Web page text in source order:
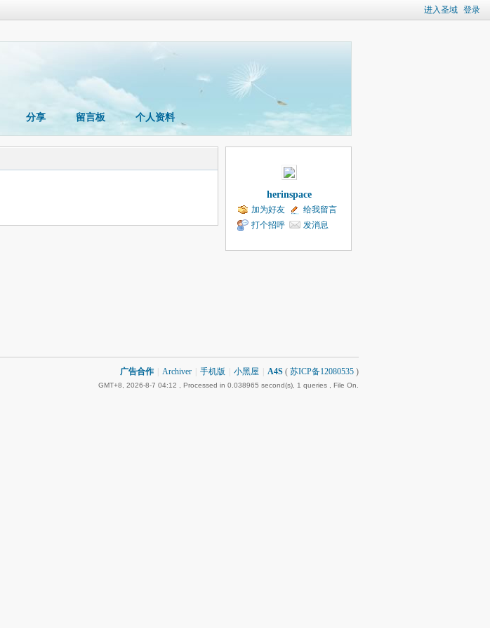
进入圣域 登录
分享 留言板 个人资料
herinspace
加为好友
给我留言
打个招呼
发消息
广告合作 Archiver 手机版 小黑屋 A4S ( 苏ICP备12080535 )
GMT+8, 2026-8-7 04:12 , Processed in 0.038965 second(s), 1 queries , File On.